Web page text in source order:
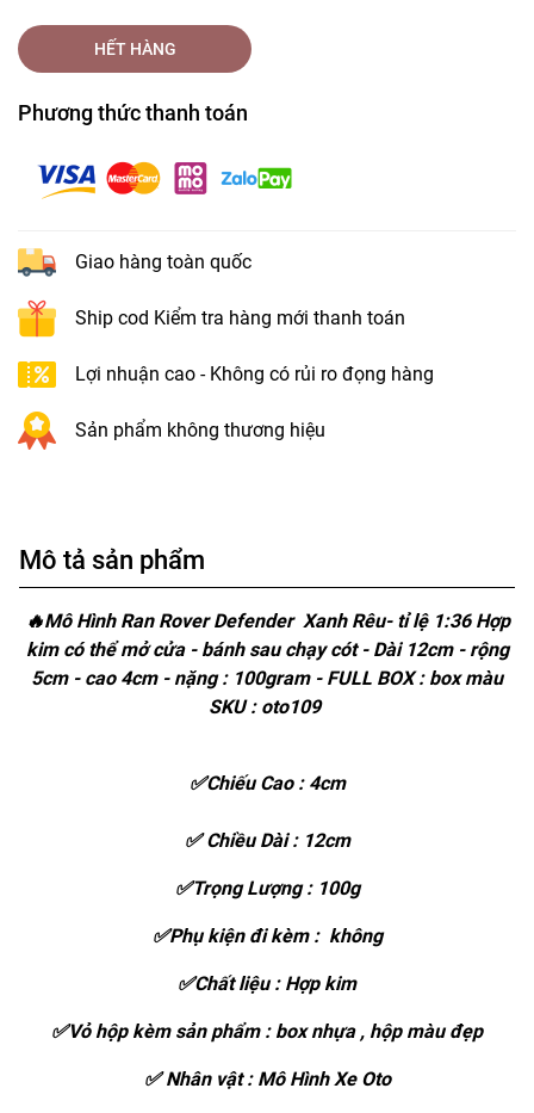
HẾT HÀNG
Phương thức thanh toán
Giao hàng toàn quốc
Ship cod Kiểm tra hàng mới thanh toán
Lợi nhuận cao - Không có rủi ro đọng hàng
Sản phẩm không thương hiệu
Mô tả sản phẩm
🔥Mô Hình Ran Rover Defender Xanh Rêu- tỉ lệ 1:36 Hợp
kim có thể mở cửa - bánh sau chạy cót - Dài 12cm - rộng
5cm - cao 4cm - nặng : 100gram - FULL BOX : box màu
SKU : oto109
✅Chiếu Cao : 4cm
✅ Chiều Dài : 12cm
✅Trọng Lượng : 100g
✅Phụ kiện đi kèm : không
✅Chất liệu : Hợp kim
✅Vỏ hộp kèm sản phẩm : box nhựa , hộp màu đẹp
✅ Nhân vật : Mô Hình Xe Oto